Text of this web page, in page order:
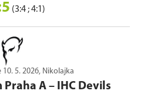
(3:4 ; 4:1)
5. 2026, Nikolajka
Praha A– IHC Devils